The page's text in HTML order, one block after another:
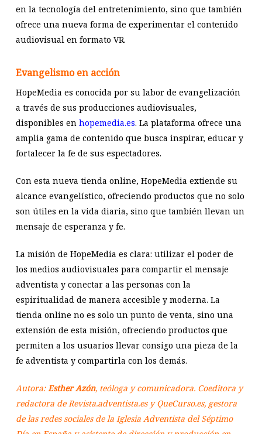
en la tecnología del entretenimiento, sino que también
ofrece una nueva forma de experimentar el contenido
audiovisual en formato VR.
Evangelismo en acción
HopeMedia es conocida por su labor de evangelización
a través de sus producciones audiovisuales,
disponibles en hopemedia.es. La plataforma ofrece una
amplia gama de contenido que busca inspirar, educar y
fortalecer la fe de sus espectadores.
Con esta nueva tienda online, HopeMedia extiende su
alcance evangelístico, ofreciendo productos que no solo
son útiles en la vida diaria, sino que también llevan un
mensaje de esperanza y fe.
La misión de HopeMedia es clara: utilizar el poder de
los medios audiovisuales para compartir el mensaje
adventista y conectar a las personas con la
espiritualidad de manera accesible y moderna. La
tienda online no es solo un punto de venta, sino una
extensión de esta misión, ofreciendo productos que
permiten a los usuarios llevar consigo una pieza de la
fe adventista y compartirla con los demás.
Autora: Esther Azón, teóloga y comunicadora. Coeditora y
redactora de Revista.adventista.es y QueCurso.es, gestora
de las redes sociales de la Iglesia Adventista del Séptimo